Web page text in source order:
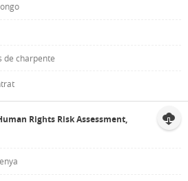
de charpente
Rights Risk Assessment,